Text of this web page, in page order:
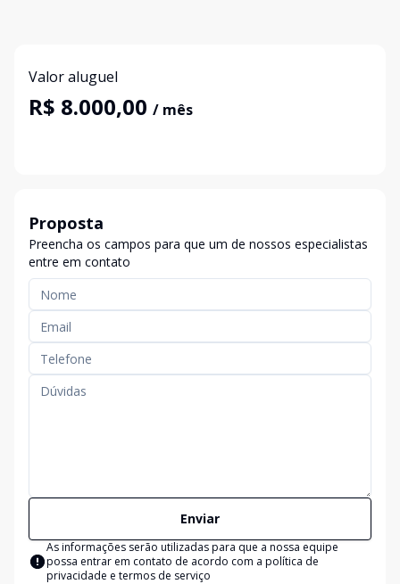
Valor aluguel
R$ 8.000,00 / mês
Proposta
Preencha os campos para que um de nossos especialistas
entre em contato
Enviar
As informações serão utilizadas para que a nossa equipe
possa entrar em contato de acordo com a política de
privacidade e termos de serviço